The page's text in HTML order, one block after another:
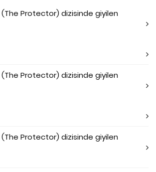
(The Protector) dizisinde giyilen
(The Protector) dizisinde giyilen
(The Protector) dizisinde giyilen